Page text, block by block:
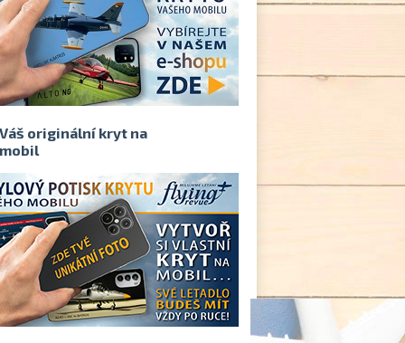
Váš originální kryt na
mobil